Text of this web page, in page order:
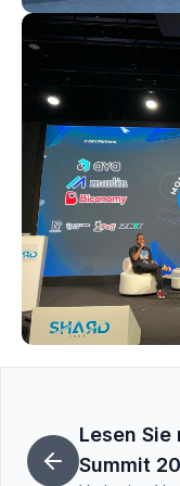
Lesen Sie
Summit